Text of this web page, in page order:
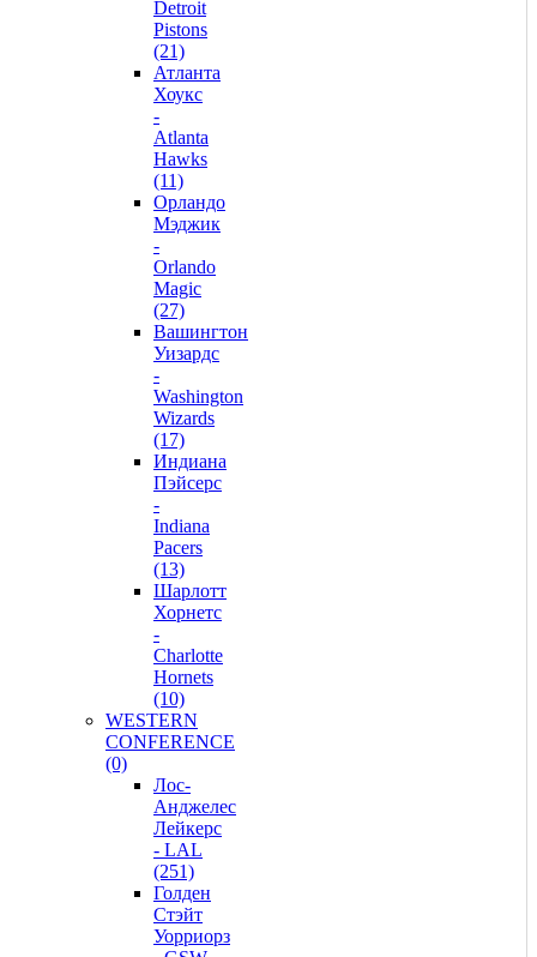
Detroit
Pistons
(21)
Атланта
Хоукс
-
Atlanta
Hawks
(11)
Орландо
Мэджик
-
Orlando
Magic
(27)
Вашингтон
Уизардс
-
Washington
Wizards
(17)
Индиана
Пэйсерс
-
Indiana
Pacers
(13)
Шарлотт
Хорнетс
-
Charlotte
Hornets
(10)
WESTERN
CONFERENCE
(0)
Лос-
Анджелес
Лейкерс
- LAL
(251)
Голден
Стэйт
Уорриорз